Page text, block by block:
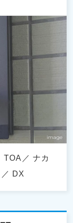
TOA
ナカ
DX